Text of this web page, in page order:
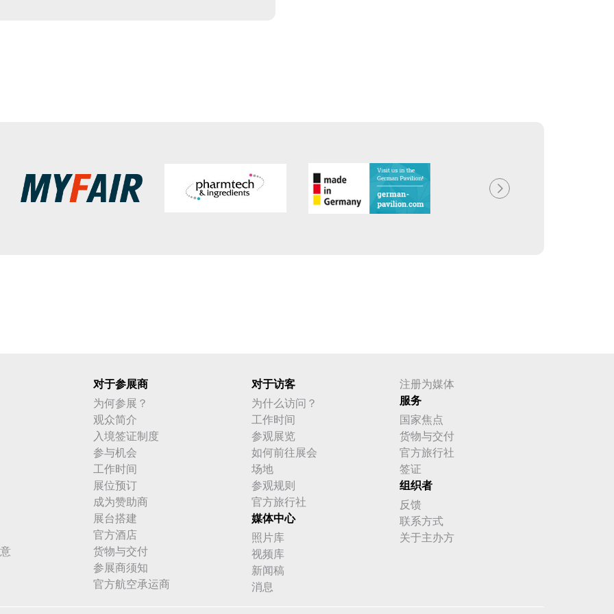
对于参展商
为何参展？
观众简介
入境签证制度
参与机会
工作时间
展位预订
成为赞助商
展台搭建
官方酒店
货物与交付
参展商须知
官方航空承运商
对于访客
为什么访问？
工作时间
参观展览
如何前往展会
场地
参观规则
官方旅行社
媒体中心
照片库
视频库
新闻稿
消息
注册为媒体
服务
国家焦点
货物与交付
官方旅行社
签证
组织者
反馈
联系方式
关于主办方